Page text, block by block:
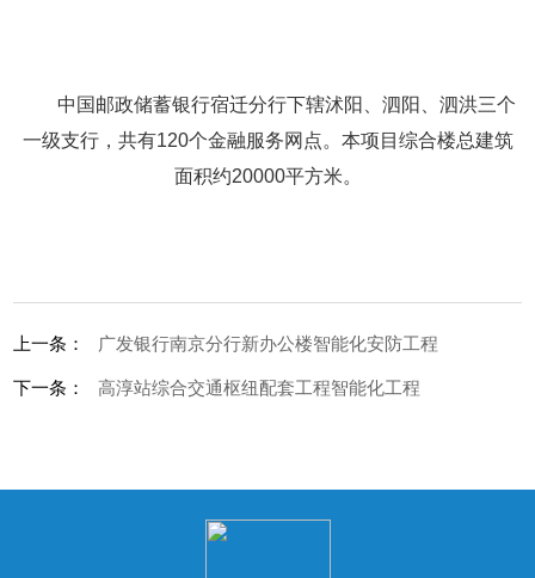
中国邮政储蓄银行宿迁分行下辖沭阳、泗阳、泗洪三个
一级支行，共有120个金融服务网点。本项目综合楼总建筑
面积约20000平方米。
上一条： 广发银行南京分行新办公楼智能化安防工程
下一条： 高淳站综合交通枢纽配套工程智能化工程